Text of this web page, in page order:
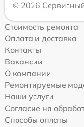
© 2026
Стоимость ремонта
Оплата и доставка
Контакты
Вакансии
О компании
Ремонтируемые
Наши услуги
Согласие на
Способы оплаты